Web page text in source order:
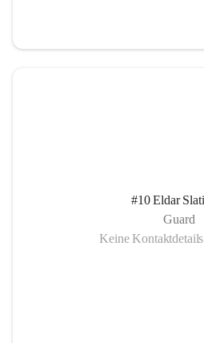
#10 Eldar
Guard
Keine